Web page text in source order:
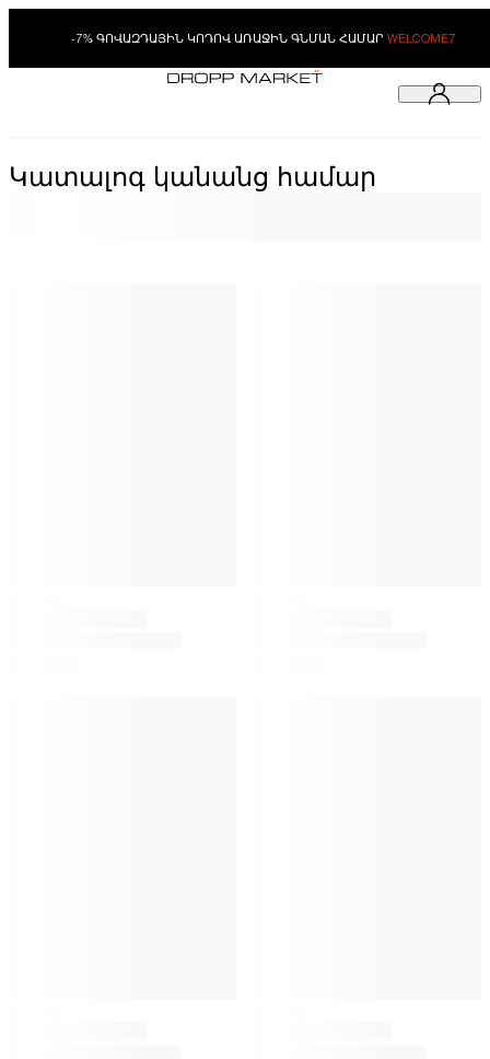
-7% ԳՈՎԱԶԴԱՅԻՆ ԿՈԴՈՎ ԱՌԱՋԻՆ ԳՆՄԱՆ ՀԱՄԱՐ WELCOME7
Կատալոգ կանանց համար